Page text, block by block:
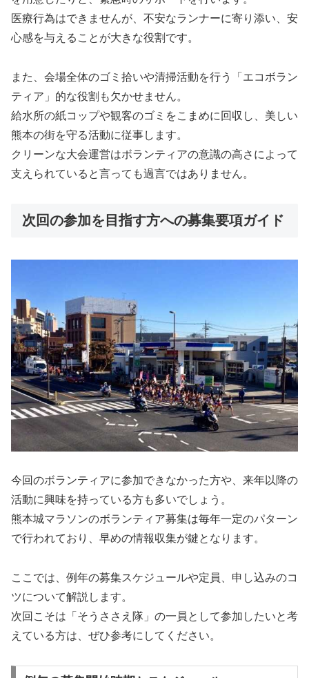
医療行為はできませんが、不安なランナーに寄り添い、安
心感を与えることが大きな役割です。
また、会場全体のゴミ拾いや清掃活動を行う「エコボラン
ティア」的な役割も欠かせません。
給水所の紙コップや観客のゴミをこまめに回収し、美しい
熊本の街を守る活動に従事します。
クリーンな大会運営はボランティアの意識の高さによって
支えられていると言っても過言ではありません。
次回の参加を目指す方への募集要項ガイド
今回のボランティアに参加できなかった方や、来年以降の
活動に興味を持っている方も多いでしょう。
熊本城マラソンのボランティア募集は毎年一定のパターン
で行われており、早めの情報収集が鍵となります。
ここでは、例年の募集スケジュールや定員、申し込みのコ
ツについて解説します。
次回こそは「そうささえ隊」の一員として参加したいと考
えている方は、ぜひ参考にしてください。